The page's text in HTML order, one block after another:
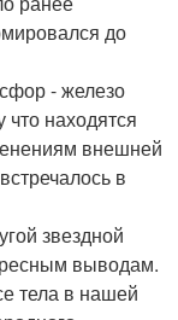
до
- железо
что находятся
внешней
в
звездной
выводам.
тела в нашей